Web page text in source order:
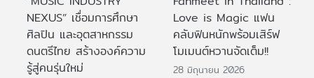
NEXUS” เชื่อมการศึกษา
ศิลปิน และอุตสาหกรรม
ดนตรีไทย สร้างองค์ความ
รู้สู่คนรุ่นใหม่
Love is Magic แฟน
คลับฟินหนักพร้อมเสิร์ฟ
โมเมนต์หวานจัดเต็ม!!
28 มิถุนายน 2026